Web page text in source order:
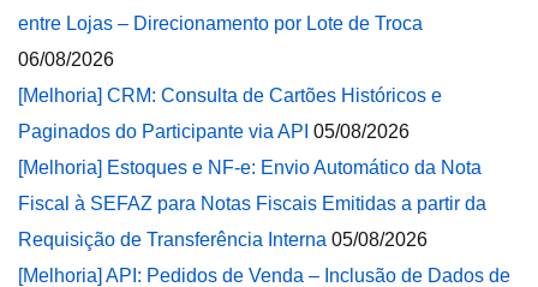
entre Lojas – Direcionamento por Lote de Troca
06/08/2026
[Melhoria] CRM: Consulta de Cartões Históricos e
Paginados do Participante via API 05/08/2026
[Melhoria] Estoques e NF-e: Envio Automático da Nota
Fiscal à SEFAZ para Notas Fiscais Emitidas a partir da
Requisição de Transferência Interna 05/08/2026
[Melhoria] API: Pedidos de Venda – Inclusão de Dados de